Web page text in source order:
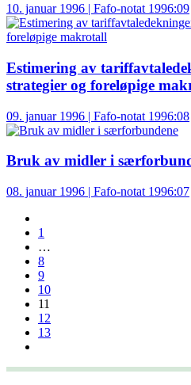
10. januar 1996 | Fafo-notat 1996:09
Estimering av
strategier og foreløpige
09. januar 1996 | Fafo-notat 1996:08
Bruk av midler i
08. januar 1996 | Fafo-notat 1996:07
1
…
8
9
10
11
12
13